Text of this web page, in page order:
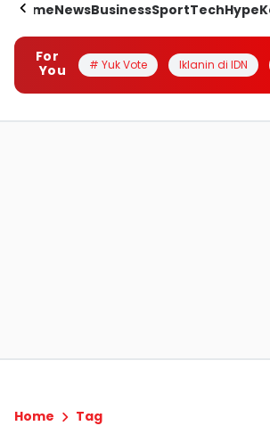
HomeNewsBusinessSportTechHype
For
You
# Yuk Vote Iklanin di IDN
Home Tag